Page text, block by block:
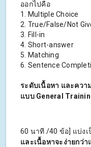
ออกไปคือ
1. Multiple Choice
2. True/False/Not
3. Fill-in
4. Short-answer
5. Matching
6. Sentence
ระดับเนื้อหา และควา
แบบ General
60 นาที /40 ข้อ] แบ่ง
และเนื้อหาจะง่ายกว่